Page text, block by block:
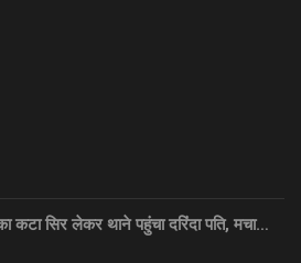
का कटा सिर लेकर थाने पहुंचा दरिंदा पति, मचा…